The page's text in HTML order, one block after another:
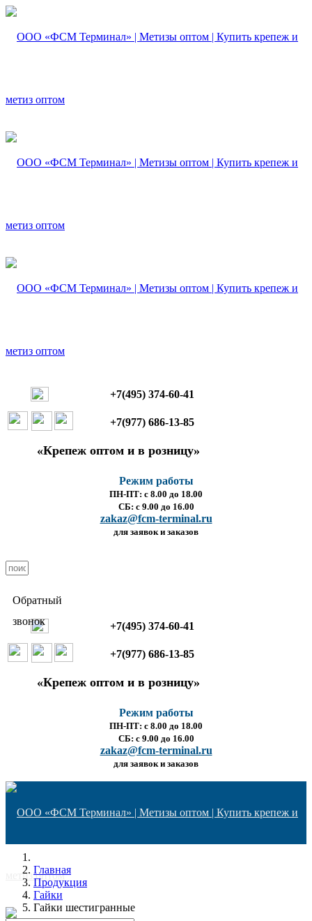
+7(495) 374-60-41
+7(977) 686-13-85
«Крепеж оптом и в розницу»
Режим работы
ПН-ПТ: с 8.00 до 18.00
СБ: с 9.00 до 16.00
zakaz@fcm-terminal.ru
для заявок и заказов
Обратный
звонок
+7(495) 374-60-41
+7(977) 686-13-85
«Крепеж оптом и в розницу»
Режим работы
ПН-ПТ: с 8.00 до 18.00
СБ: с 9.00 до 16.00
zakaz@fcm-terminal.ru
для заявок и заказов
Главная
Продукция
Гайки
Гайки шестигранные